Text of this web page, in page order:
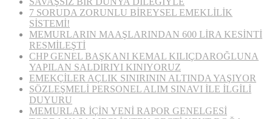
7 SORUDA ZORUNLU BİREYSEL EMEKLİLİK
SİSTEMİ!
MEMURLARIN MAAŞLARINDAN 600 LİRA KESİNTİ
RESMİLEŞTİ
CHP GENEL BAŞKANI KEMAL KILIÇDAROĞLUNA
YAPILAN SALDIRIYI KINIYORUZ
EMEKÇİLER AÇLIK SINIRININ ALTINDA YAŞIYOR
SÖZLEŞMELİ PERSONEL ALIM SINAVI İLE İLGİLİ
DUYURU
MEMURLAR İÇİN YENİ RAPOR GENELGESİ